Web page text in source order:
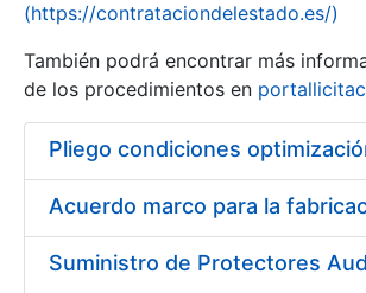
Erakutsi/Ezkutatu
(https://contrataciondelestado.es/)
También podrá encontrar más
de los procedimientos en